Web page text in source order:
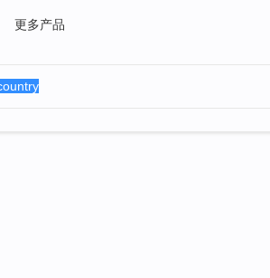
更多产品